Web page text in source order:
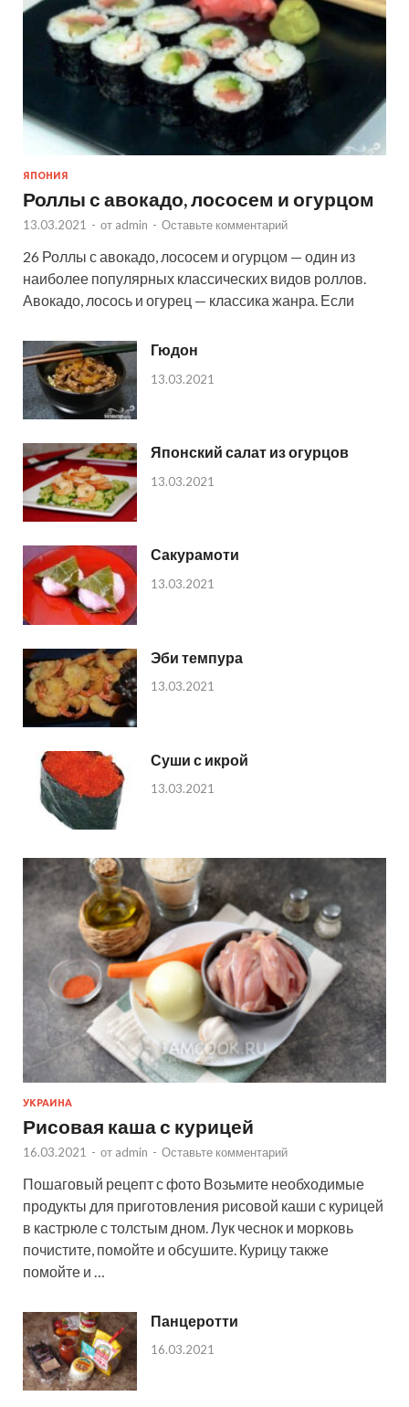
ЯПОНИЯ
Роллы с авокадо, лососем и огурцом
13.03.2021 - от admin - Оставьте комментарий
26 Роллы с авокадо, лососем и огурцом — один из
наиболее популярных классических видов роллов.
Авокадо, лосось и огурец — классика жанра. Если
Гюдон
13.03.2021
Японский салат из огурцов
13.03.2021
Сакурамоти
13.03.2021
Эби темпура
13.03.2021
Суши с икрой
13.03.2021
УКРАИНА
Рисовая каша с курицей
16.03.2021 - от admin - Оставьте комментарий
Пошаговый рецепт с фото Возьмите необходимые
продукты для приготовления рисовой каши с курицей
в кастрюле с толстым дном. Лук чеснок и морковь
почистите, помойте и обсушите. Курицу также
помойте и …
Панцеротти
16.03.2021